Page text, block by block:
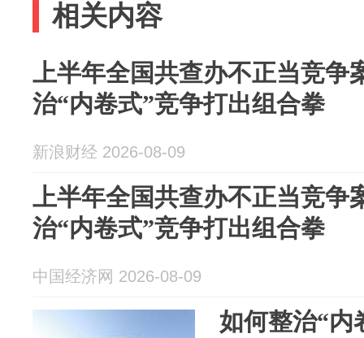
相关内容
上半年全国共查办不正当竞
治“内卷式”竞争打出组合拳
新浪财经 2026-08-09
上半年全国共查办不正当竞
治“内卷式”竞争打出组合拳
中国经济网 2026-08-09
如何整治“内